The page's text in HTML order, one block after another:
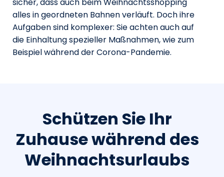
alles in geordneten Bahnen verläuft. Doch ihre
Aufgaben sind komplexer: Sie achten auch auf
die Einhaltung spezieller Maßnahmen, wie zum
Beispiel während der Corona-Pandemie.
Schützen Sie Ihr
Zuhause während des
Weihnachtsurlaubs